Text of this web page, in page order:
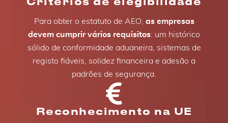
Para obter o estatuto de AEO, as empresas
devem cumprir vários requisitos: um histórico
sólido de conformidade aduaneira, sistemas de
registo fiáveis, solidez financeira e adesão a
padrões de segurança.
Reconhecimento na UE